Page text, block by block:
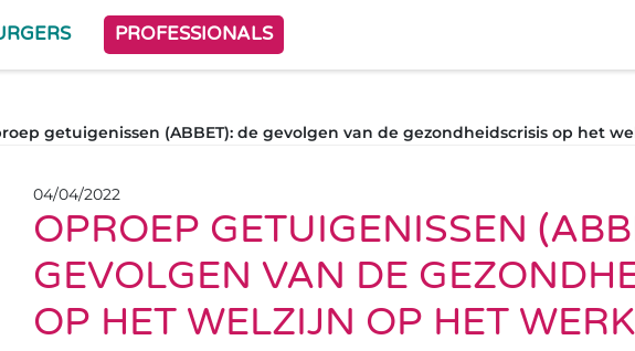
PROFESSIONALS
getuigenissen (ABBET): de gevolgen van de gezondheidscrisis op het
04/04/2022
OPROEP GETUIGENISSEN
GEVOLGEN VAN DE
OP HET WELZIJN OP HET WERK